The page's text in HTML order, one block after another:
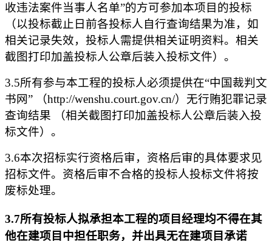
收违法案件当事人名单”的方可参加本项目的投标
（以投标截止日前各投标人自行查询结果为准，如
相关记录失效，投标人需提供相关证明资料。相关
截图打印加盖投标人公章后装入投标文件）。
3.5所有参与本工程的投标人必须提供在“中国裁判文
书网” （http://wenshu.court.gov.cn/）无行贿犯罪记录
查询结果 （相关截图打印加盖投标人公章后装入投
标文件）。
3.6本次招标实行资格后审，资格后审的具体要求见
招标文件。资格后审不合格的投标人投标文件将按
废标处理。
3.7所有投标人拟承担本工程的项目经理均不得在其
他在建项目中担任职务，并出具无在建项目承诺